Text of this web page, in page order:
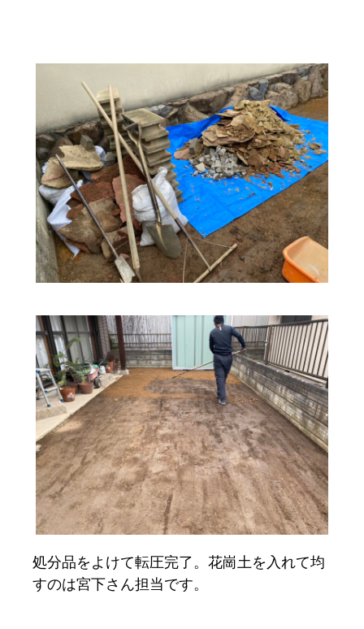
処分品をよけて転圧完了。花崗土を入れて均
すのは宮下さん担当です。